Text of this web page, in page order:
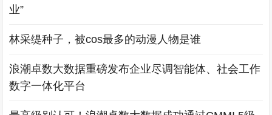
业”
林采缇种子，被cos最多的动漫人物是谁
浪潮卓数大数据重磅发布企业尽调智能体、社会工作
数字一体化平台